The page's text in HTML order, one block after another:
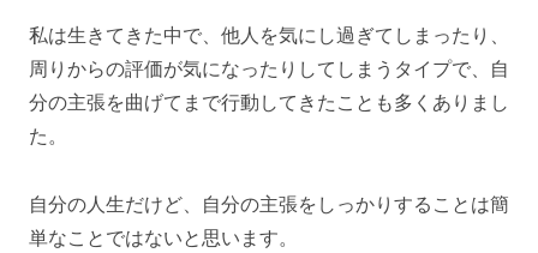
私は生きてきた中で、他人を気にし過ぎてしまったり、
周りからの評価が気になったりしてしまうタイプで、自
分の主張を曲げてまで行動してきたことも多くありまし
た。
自分の人生だけど、自分の主張をしっかりすることは簡
単なことではないと思います。